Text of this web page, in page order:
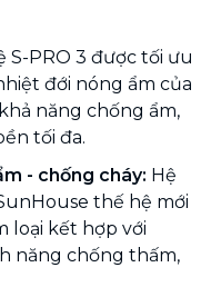
S-PRO 3 được tối ưu
đới nóng ẩm của
năng chống ẩm,
tối đa.
- chống cháy: Hệ
thế hệ mới
loại kết hợp với
năng chống thấm,